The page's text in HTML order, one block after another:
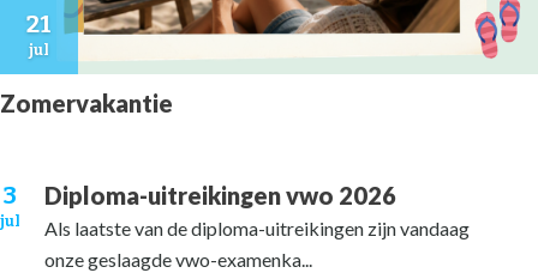
21
jul
Zomervakantie
3
jul
Diploma-uitreikingen vwo 2026
Als laatste van de diploma-uitreikingen zijn vandaag
onze geslaagde vwo-examenka...